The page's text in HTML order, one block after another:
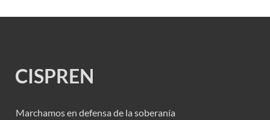
CISPREN
Marchamos en defensa de la soberanía